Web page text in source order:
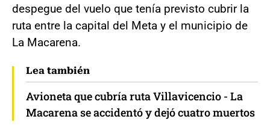
despegue del vuelo que tenía previsto cubrir la
ruta entre la capital del Meta y el municipio de
La Macarena.
Lea también
Avioneta que cubría ruta Villavicencio - La
Macarena se accidentó y dejó cuatro muertos